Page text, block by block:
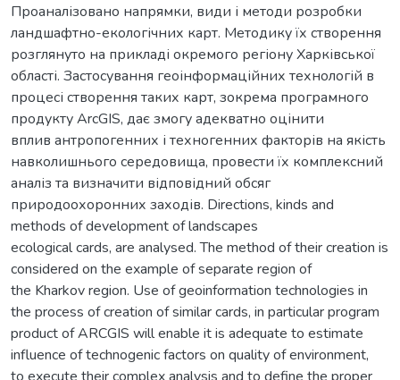
Проаналізовано напрямки, види і методи розробки
ландшафтно-екологічних карт. Методику їх створення
розглянуто на прикладі окремого регіону Харківської
області. Застосування геоінформаційних технологій в
процесі створення таких карт, зокрема програмного
продукту ArcGIS, дає змогу адекватно оцінити
вплив антропогенних і техногенних факторів на якість
навколишнього середовища, провести їх комплексний
аналіз та визначити відповідний обсяг
природоохоронних заходів. Directions, kinds and
methods of development of landscapes
ecological cards, are analysed. The method of their creation is
considered on the example of separate region of
the Kharkov region. Use of geoinformation technologies in
the process of creation of similar cards, in particular program
product of ARCGIS will enable it is adequate to estimate
influence of technogenic factors on quality of environment,